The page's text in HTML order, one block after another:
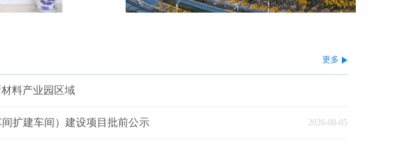
更多
材料产业园区域
扩建车间）建设项目批前公示 2026-08-05